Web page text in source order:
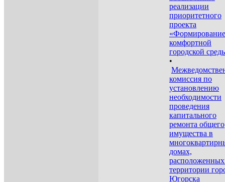
реализации
приоритетного
проекта
«Формирование
комфортной
городской
•
комиссия по
установлению
необходимости
проведения
капитального
ремонта общего
имущества в
домах,
территории
Югорска